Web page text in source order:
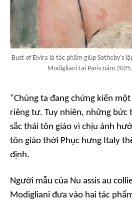
Bust of Elvira là tác phẩm giúp Sotheby's
Modigliani tại Paris năm
"Chúng ta đang chứng kiến
riêng tư. Tuy nhiên, những bức
sắc thái tôn giáo vì chịu ảnh
tôn giáo thời Phục hưng Italy
định.
Người mẫu của Nu assis au
Modigliani đưa vào hai tác